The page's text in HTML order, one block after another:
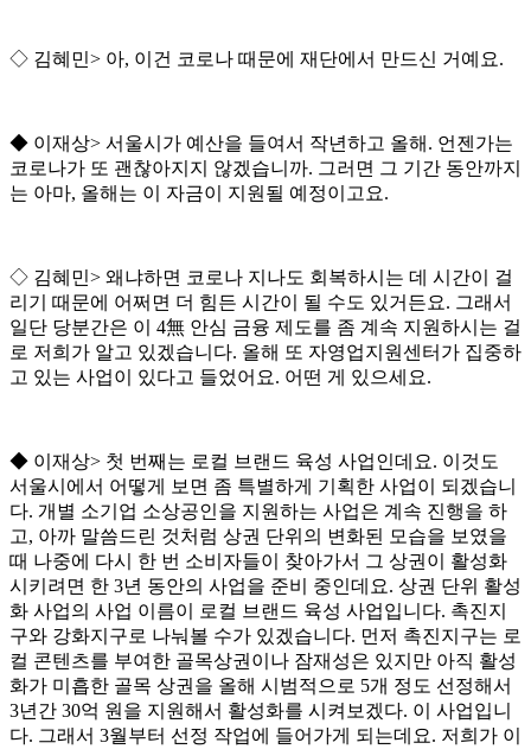
◇ 김혜민> 아, 이건 코로나 때문에 재단에서 만드신 거예요.
◆ 이재상> 서울시가 예산을 들여서 작년하고 올해 . 언젠가는
코로나가 또 괜찮아지지 않겠습니까. 그러면 그 기간 동안까지
는 아마, 올해는 이 자금이 지원될 예정이고요.
◇ 김혜민> 왜냐하면 코로나 지나도 회복하시는 데 시간이 걸
리기 때문에 어쩌면 더 힘든 시간이 될 수도 있거든요. 그래서
일단 당분간은 이 4無 안심 금융 제도를 좀 계속 지원하시는 걸
로 저희가 알고 있겠습니다. 올해 또 자영업지원센터가 집중하
고 있는 사업이 있다고 들었어요. 어떤 게 있으세요.
◆ 이재상> 첫 번째는 로컬 브랜드 육성 사업인데요. 이것도
서울시에서 어떻게 보면 좀 특별하게 기획한 사업이 되겠습니
다. 개별 소기업 소상공인을 지원하는 사업은 계속 진행을 하
고, 아까 말씀드린 것처럼 상권 단위의 변화된 모습을 보였을
때 나중에 다시 한 번 소비자들이 찾아가서 그 상권이 활성화
시키려면 한 3년 동안의 사업을 준비 중인데요. 상권 단위 활성
화 사업의 사업 이름이 로컬 브랜드 육성 사업입니다. 촉진지
구와 강화지구로 나눠볼 수가 있겠습니다. 먼저 촉진지구는 로
컬 콘텐츠를 부여한 골목상권이나 잠재성은 있지만 아직 활성
화가 미흡한 골목 상권을 올해 시범적으로 5개 정도 선정해서
3년간 30억 원을 지원해서 활성화를 시켜보겠다. 이 사업입니
다. 그래서 3월부터 선정 작업에 들어가게 되는데요. 저희가 이